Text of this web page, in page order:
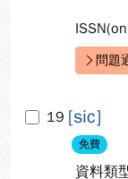
快速連
問題
19 [sic]
免費
資料類